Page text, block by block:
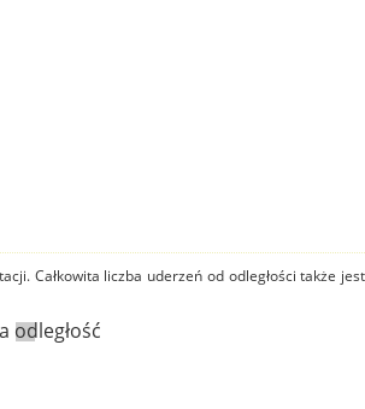
Całkowita liczba uderzeń od odległości także jest